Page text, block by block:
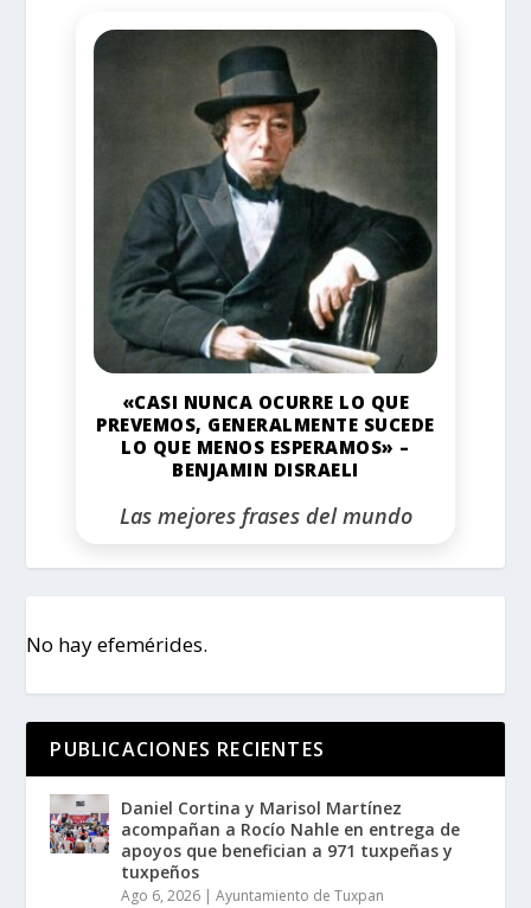
«CASI NUNCA OCURRE LO QUE
PREVEMOS, GENERALMENTE SUCEDE
LO QUE MENOS ESPERAMOS» –
BENJAMIN DISRAELI
Las mejores frases del mundo
No hay efemérides.
PUBLICACIONES RECIENTES
Daniel Cortina y Marisol Martínez
acompañan a Rocío Nahle en entrega de
apoyos que benefician a 971 tuxpeñas y
tuxpeños
Ago 6, 2026 |Ayuntamiento de Tuxpan